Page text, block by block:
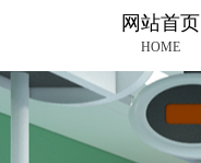
网站首页
HOME